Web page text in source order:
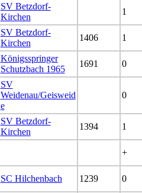
SV Betzdorf-
Kirchen
1
SV Betzdorf-
Kirchen
1406 1
Königsspringer
Schutzbach 1965
1691 0
SV
Weidenau/Geisweid
e
0
SV Betzdorf-
Kirchen
1394 1
+
SC Hilchenbach 1239 0